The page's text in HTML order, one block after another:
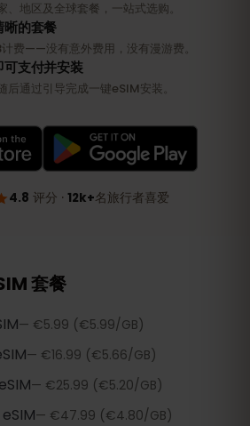
套餐
— €5.99 (€5.99/GB)
— €16.99 (€5.66/GB)
eSIM— €25.99 (€5.20/GB)
eSIM— €47.99 (€4.80/GB)